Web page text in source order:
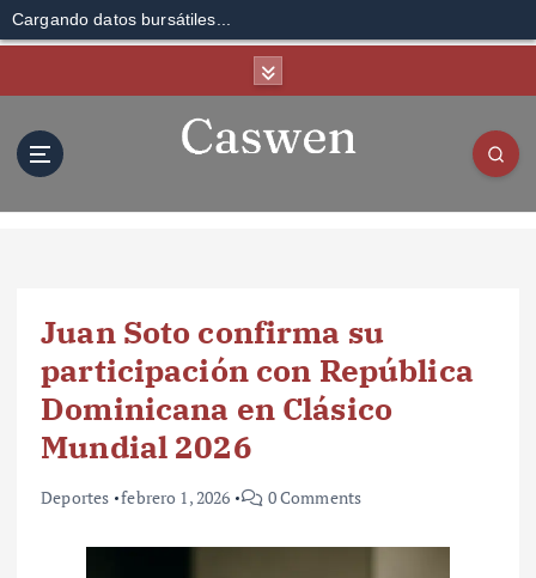
Cargando datos bursátiles...
Juan Soto confirma su
participación con República
Dominicana en Clásico
Mundial 2026
Deportes febrero 1, 2026 0 Comments